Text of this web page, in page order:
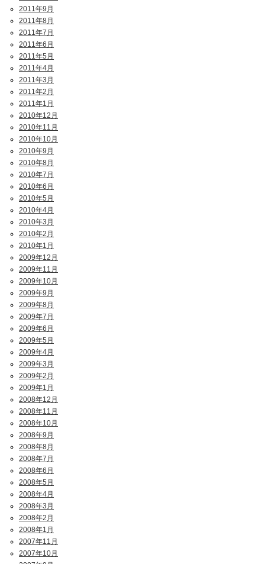
2011年9月
2011年8月
2011年7月
2011年6月
2011年5月
2011年4月
2011年3月
2011年2月
2011年1月
2010年12月
2010年11月
2010年10月
2010年9月
2010年8月
2010年7月
2010年6月
2010年5月
2010年4月
2010年3月
2010年2月
2010年1月
2009年12月
2009年11月
2009年10月
2009年9月
2009年8月
2009年7月
2009年6月
2009年5月
2009年4月
2009年3月
2009年2月
2009年1月
2008年12月
2008年11月
2008年10月
2008年9月
2008年8月
2008年7月
2008年6月
2008年5月
2008年4月
2008年3月
2008年2月
2008年1月
2007年11月
2007年10月